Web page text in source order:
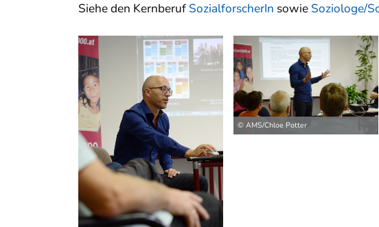
Siehe den Kernberuf SozialforscherIn sowie Soziologe/
© AMS/Chloe Potter